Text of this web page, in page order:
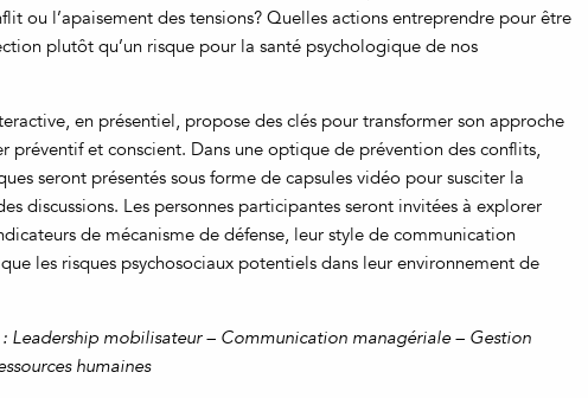
ou l’apaisement des tensions? Quelles actions entreprendre pour être
plutôt qu’un risque pour la santé psychologique de nos
en présentiel, propose des clés pour transformer son approche
préventif et conscient. Dans une optique de prévention des conflits,
seront présentés sous forme de capsules vidéo pour susciter la
discussions. Les personnes participantes seront invitées à explorer
de mécanisme de défense, leur style de communication
les risques psychosociaux potentiels dans leur environnement de
Leadership mobilisateur – Communication managériale – Gestion
humaines